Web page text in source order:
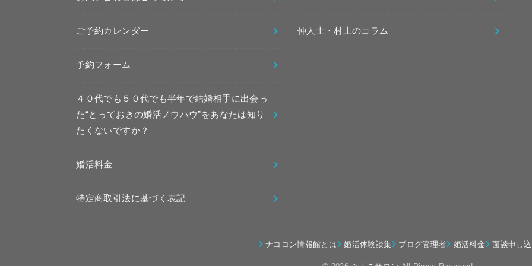
ご予約カレンダー
予約フォーム
４０代でも５０代でも半年で結婚相手に出会っ
た“とっておきの婚活ノウハウ”をあなたは知り
たくないですか？
婚活料金
特定商取引法に基づく表記
仲人士・村上のコラム
ナココン情報館とは 婚活体験談集 ブログ管理者 婚活料金 面談申し